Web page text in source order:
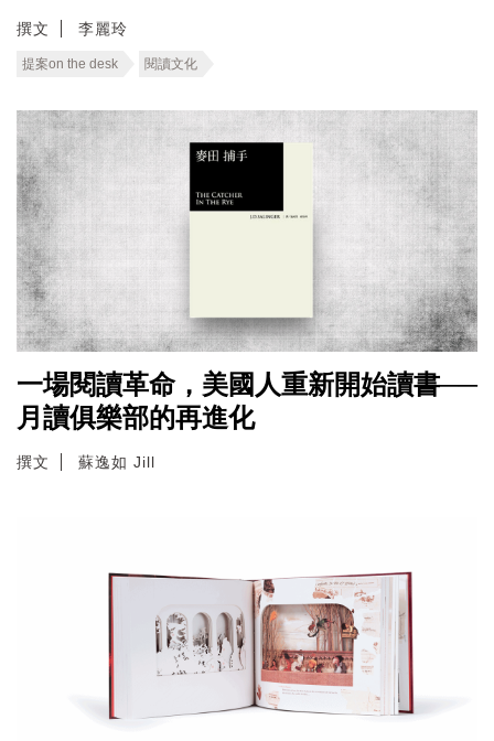
撰文 李麗玲
提案on the desk 閱讀文化
一場閱讀革命，美國人重新開始讀書──
月讀俱樂部的再進化
撰文 蘇逸如 Jill